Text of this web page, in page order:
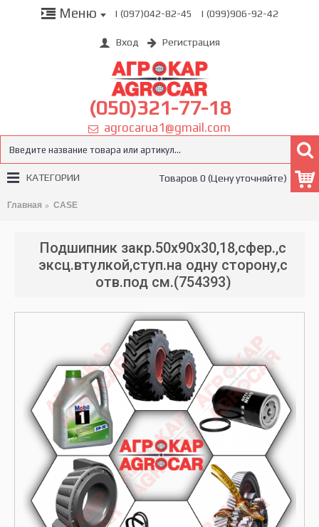
Меню | (097)042-82-45 | (099)906-92-42
Вход Регистрация
(050)321-77-18
agrocarua1@gmail.com
Товаров 0 (Цену уточняйте)
КАТЕГОРИИ
Главная CASE
Подшипник закр.50x90x30,18,сфер.,с
эксц.втулкой,ступ.на одну сторону,с
отв.под см.(754393)